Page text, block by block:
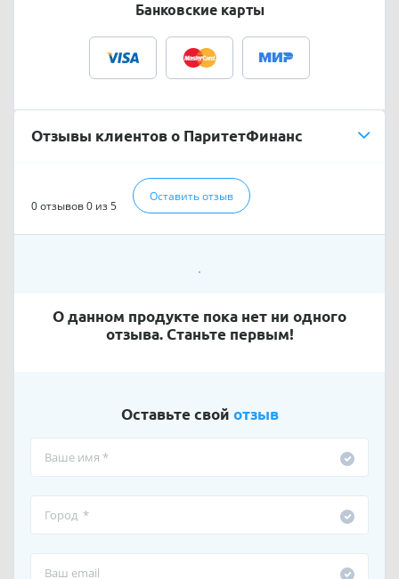
Банковские карты
Отзывы клиентов о ПаритетФинанс
0 отзывов0 из 5
Оставить отзыв
О данном продукте пока нет ни одного
отзыва. Станьте первым!
Оставьте свой отзыв